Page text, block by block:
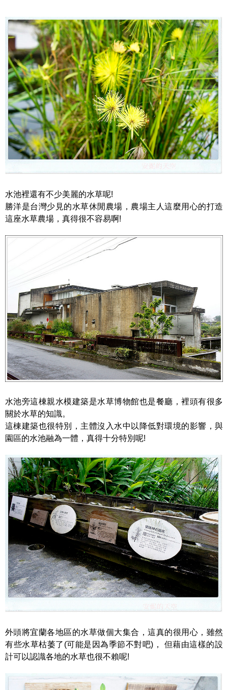
水池裡還有不少美麗的水草呢!
勝洋是台灣少見的水草休閒農場，農場主人這麼用心的打造
這座水草農場，真得很不容易啊!
水池旁這棟親水模建築是水草博物館也是餐廳，裡頭有很多
關於水草的知識。
這棟建築也很特別，主體沒入水中以降低對環境的影響，與
園區的水池融為一體，真得十分特別呢!
外頭將宜蘭各地區的水草做個大集合，這真的很用心，雖然
有些水草枯萎了(可能是因為季節不對吧)， 但藉由這樣的設
計可以認識各地的水草也很不賴呢!